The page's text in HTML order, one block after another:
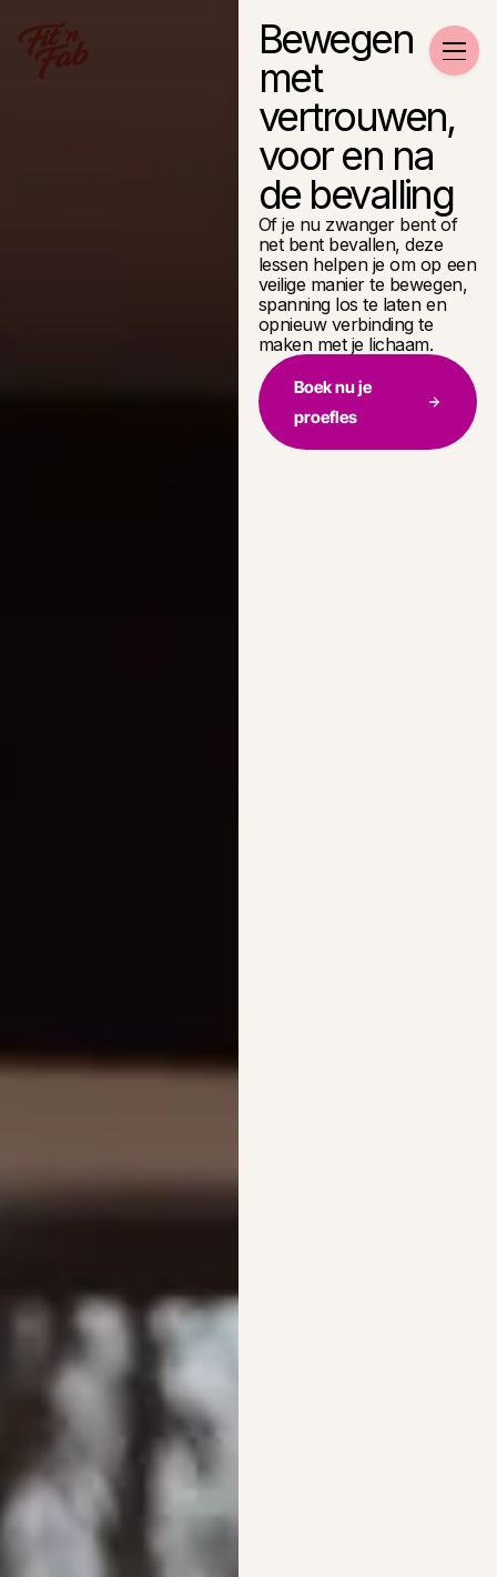
Bewegen
met
vertrouwen,
voor en na
de bevalling
Of je nu zwanger bent of
net bent bevallen, deze
lessen helpen je om op een
veilige manier te bewegen,
spanning los te laten en
opnieuw verbinding te
maken met je lichaam.
Boek nu je
proefles